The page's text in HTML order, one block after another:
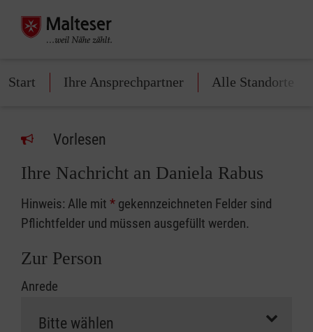
Start Ihre Ansprechpartner Alle Standorte
Vorlesen
Ihre Nachricht an Daniela Rabus
Hinweis: Alle mit * gekennzeichneten Felder sind
Pflichtfelder und müssen ausgefüllt werden.
Zur Person
Anrede